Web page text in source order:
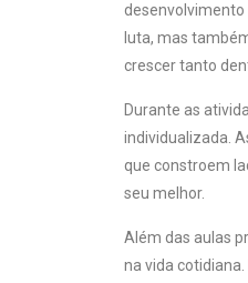
luta, mas
crescer tanto
Durante as
individualizada.
que constroem
seu melhor.
Além das aulas
na vida